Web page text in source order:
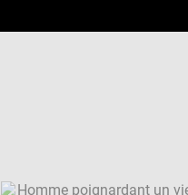
SKIP IMAGE CAROUSEL
Download
Next
Previous